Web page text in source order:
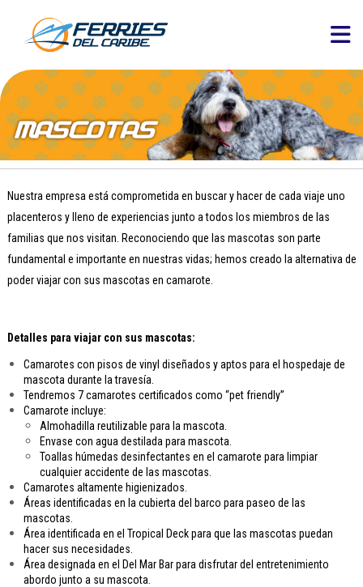
Nuestra empresa está comprometida en buscar y hacer de cada viaje uno
placenteros y lleno de experiencias junto a todos los miembros de las
familias que nos visitan. Reconociendo que las mascotas son parte
fundamental e importante en nuestras vidas; hemos creado la alternativa de
poder viajar con sus mascotas en camarote.
Detalles para viajar con sus mascotas:
Camarotes con pisos de vinyl diseñados y aptos para el hospedaje de
mascota durante la travesía.
Tendremos 7 camarotes certificados como “pet friendly”
Camarote incluye:
Almohadilla reutilizable para la mascota.
Envase con agua destilada para mascota.
Toallas húmedas desinfectantes en el camarote para limpiar
cualquier accidente de las mascotas.
Camarotes altamente higienizados.
Áreas identificadas en la cubierta del barco para paseo de las
mascotas.
Área identificada en el Tropical Deck para que las mascotas puedan
hacer sus necesidades.
Área designada en el Del Mar Bar para disfrutar del entretenimiento
abordo junto a su mascota.